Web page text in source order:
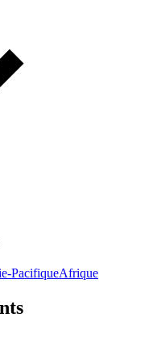
PacifiqueAfrique